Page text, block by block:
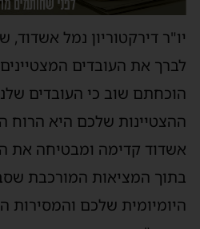
יו"ר דירקטוריון נמל אשדוד,
לברך את העובדים
הוכחתם שוב כי העובדים
ההצטיינות שלכם היא הרוח
אשדוד קדימה ומבטיחה את
בתוך המציאות המורכבת
היומיומית שלכם והמסירות